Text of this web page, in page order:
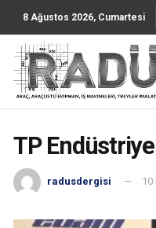
8 Ağustos 2026, Cumartesi
TP
radusdergisi 10